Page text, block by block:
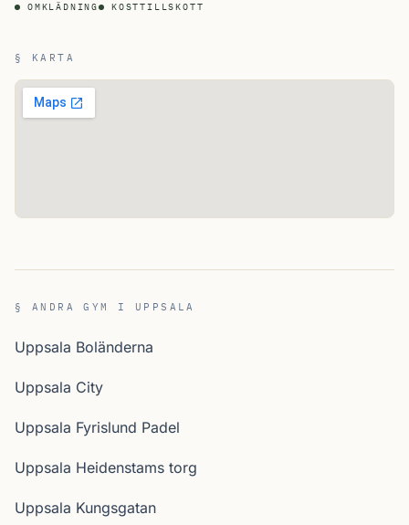
OMKLÄDNING
KOSTTILLSKOTT
§ KARTA
§ ANDRA GYM I UPPSALA
Uppsala Boländerna
Uppsala City
Uppsala Fyrislund Padel
Uppsala Heidenstams torg
Uppsala Kungsgatan